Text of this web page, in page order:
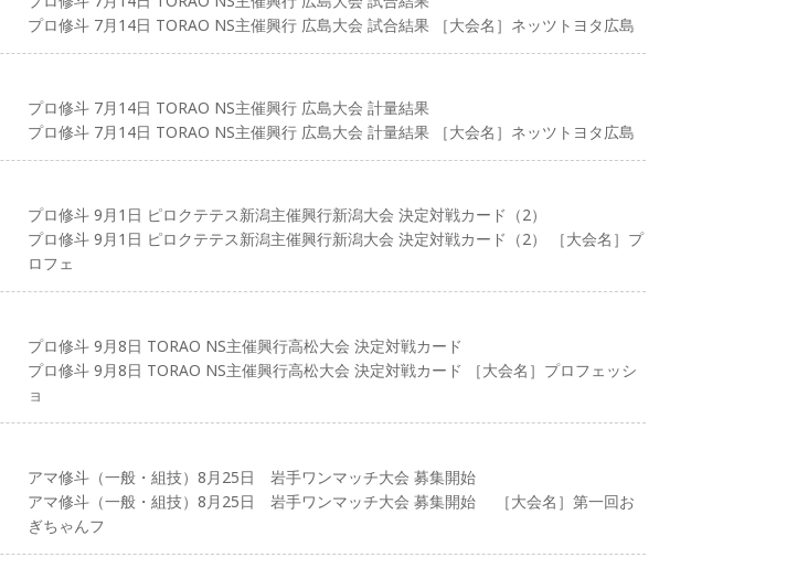
プロ修斗 7月14日 TORAO NS主催興行 広島大会 試合結果 ［大会名］ネッツトヨタ広島
プロ修斗 7月14日 TORAO NS主催興行 広島大会 計量結果
プロ修斗 7月14日 TORAO NS主催興行 広島大会 計量結果 ［大会名］ネッツトヨタ広島
プロ修斗 9月1日 ピロクテテス新潟主催興行新潟大会 決定対戦カード（2）
プロ修斗 9月1日 ピロクテテス新潟主催興行新潟大会 決定対戦カード（2） ［大会名］プ
ロフェ
プロ修斗 9月8日 TORAO NS主催興行高松大会 決定対戦カード
プロ修斗 9月8日 TORAO NS主催興行高松大会 決定対戦カード ［大会名］プロフェッシ
ョ
アマ修斗（一般・組技）8月25日 岩手ワンマッチ大会 募集開始
アマ修斗（一般・組技）8月25日 岩手ワンマッチ大会 募集開始 ［大会名］第一回お
ぎちゃんフ